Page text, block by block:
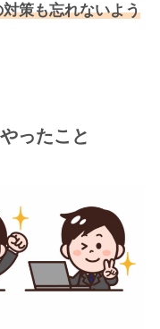
策も忘れないよう
ったこと